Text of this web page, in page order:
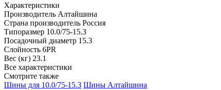
Характеристики
Производитель Алтайшина
Страна производитель Россия
Типоразмер 10.0/75-15.3
Посадочный диаметр 15.3
Слойность 6PR
Вес (кг) 23.1
Все характеристики
Смотрите также
Шины для 10.0/75-15.3 Шины Алтайшина